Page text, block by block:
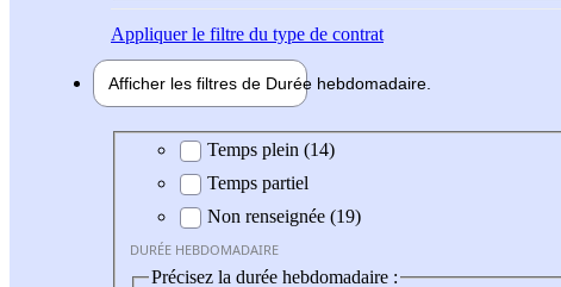
Appliquerle filtre du type de contrat
Afficher les filtres de Durée hebdomadaire
Durée hebdomadaire
Temps plein (14)
Temps partiel
Non renseignée (19)
DURÉE HEBDOMADAIRE
Précisez la durée hebdomadaire :